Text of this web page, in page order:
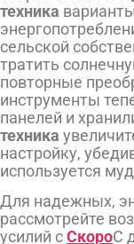
техника
сельской
тратить
повторные
инструменты
панелей и
техника
настройку,
используется
Для надежных,
рассмотрейте
усилий сСкороС